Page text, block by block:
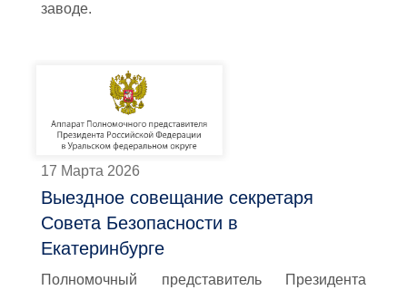
заводе.
17 Марта 2026
Выездное совещание секретаря
Совета Безопасности в
Екатеринбурге
Полномочный представитель Президента